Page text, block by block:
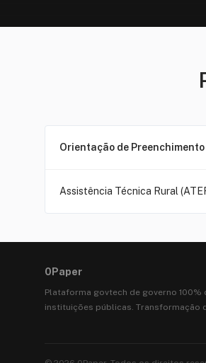
Orientação de Preenchimento
Assistência Técnica Rural
0Paper
Plataforma govtech de governo
instituições públicas. Transformação